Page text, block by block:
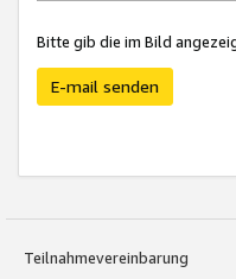
Bitte gib die im Bild
E-mail senden
Teilnahmevereinbarung